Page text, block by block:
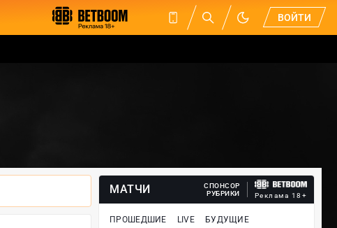
ВОЙТИ
МАТЧИ
СПОНСОР
РУБРИКИ
Реклама 18+
ПРОШЕДШИЕ LIVE БУДУЩИЕ